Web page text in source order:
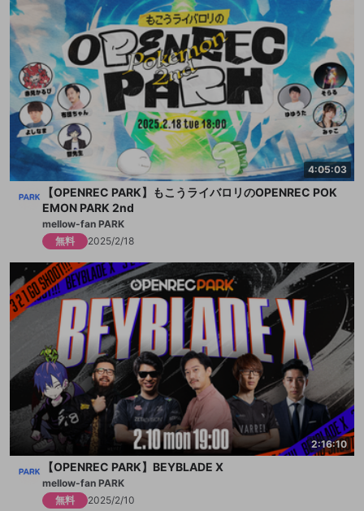
4:05:03
【OPENREC PARK】もこうライバロリのOPENREC POK
EMON PARK 2nd
mellow-fan PARK
無料
2025/2/18
2:16:10
【OPENREC PARK】BEYBLADE X
mellow-fan PARK
無料
2025/2/10